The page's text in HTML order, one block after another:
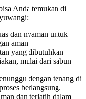
Anda temukan di
dan nyaman untuk
aman.
yang dibutuhkan
mulai dari sabun
dengan tenang di
berlangsung.
dan terlatih dalam